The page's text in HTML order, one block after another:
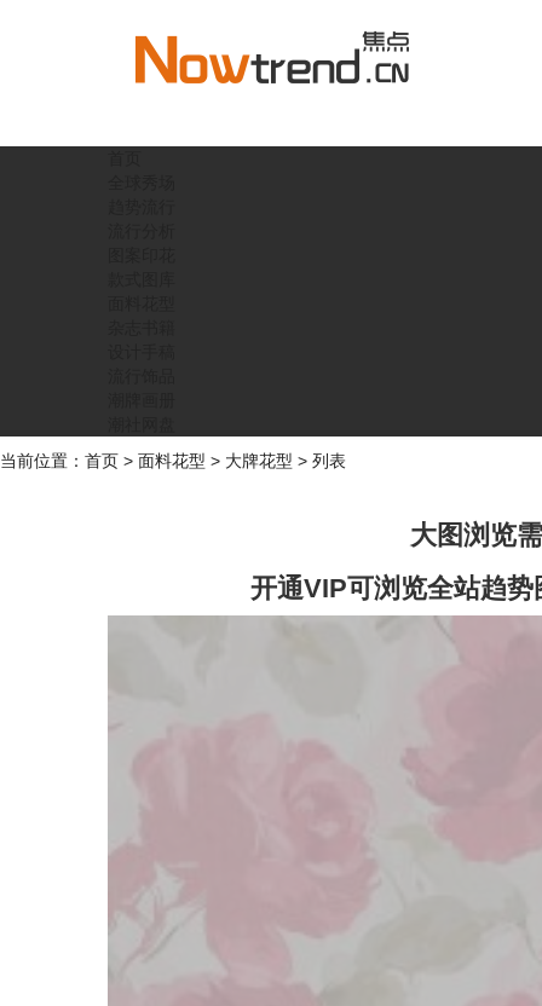
当前位置： 首页 > 面料花型 > 大牌花型 > 列表
大图浏览
开通VIP可浏览全站趋